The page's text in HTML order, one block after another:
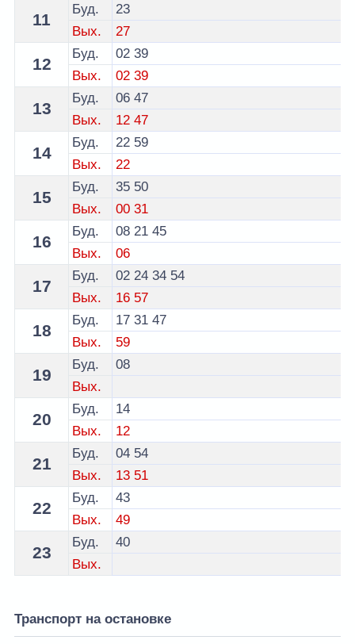
11
Буд.
23
Вых.
27
12
Буд. 02 39
Вых.
02 39
13
Буд. 06 47
Вых.
12 47
14
Буд. 22 59
Вых.
22
15
Буд. 35 50
Вых.
00 31
16
Буд. 08 21 45
Вых.
06
17
Буд. 02 24 34 54
Вых.
16 57
18
Буд. 17 31 47
Вых.
59
19
Буд.
08
Вых.
20
Буд.
14
Вых.
12
21
Буд. 04 54
Вых.
13 51
22
Буд.
43
Вых.
49
23
Буд.
40
Вых.
Транспорт на остановке